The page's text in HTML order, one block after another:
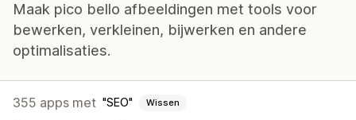
Maak pico bello afbeeldingen met tools voor
bewerken, verkleinen, bijwerken en andere
optimalisaties.
355 apps met SEO Wissen